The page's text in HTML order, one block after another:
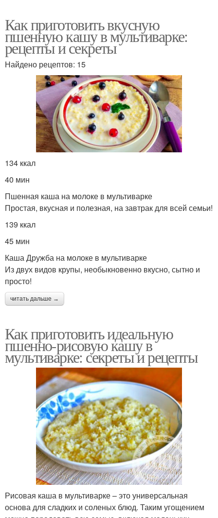
Как приготовить вкусную
пшенную кашу в мультиварке:
рецепты и секреты
Найдено рецептов: 15
134 ккал
40 мин
Пшенная каша на молоке в мультиварке
Простая, вкусная и полезная, на завтрак для всей семьи!
139 ккал
45 мин
Каша Дружба на молоке в мультиварке
Из двух видов крупы, необыкновенно вкусно, сытно и
просто!
читать дальше →
Как приготовить идеальную
пшенно-рисовую кашу в
мультиварке: секреты и рецепты
Рисовая каша в мультиварке – это универсальная
основа для сладких и соленых блюд. Таким угощением